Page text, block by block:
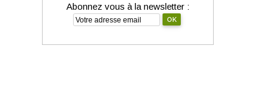
Abonnez vous à la newsletter :